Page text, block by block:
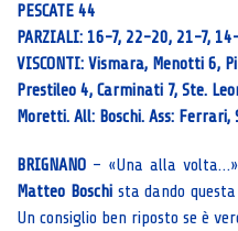
PESCATE 44
PARZIALI: 16-7, 22-20, 21-7,
VISCONTI: Vismara, Menotti 6,
Prestileo 4, Carminati 7, Ste.
Moretti. All: Boschi. Ass: Ferrari,
BRIGNANO – «Una alla
Matteo Boschista dando questa
Un consiglio ben riposto se è